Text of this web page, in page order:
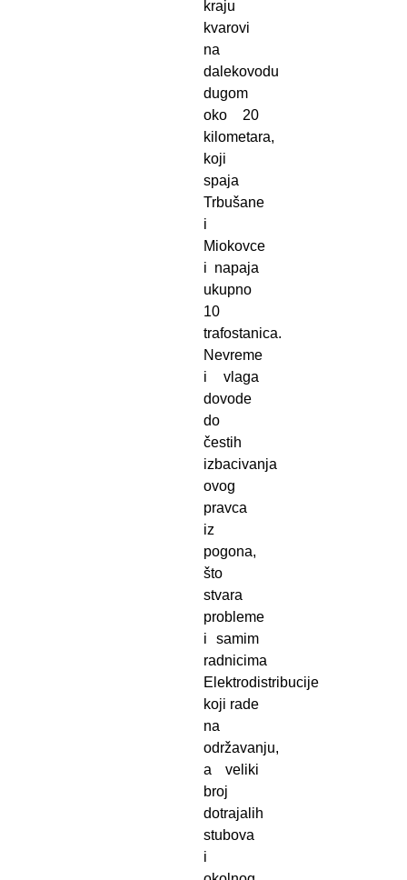
kraju
kvarovi
na
dalekovodu
dugom
oko 20
kilometara,
koji
spaja
Trbušane
i
Miokovce
i napaja
ukupno
10
trafostanica.
Nevreme
i vlaga
dovode
do
čestih
izbacivanja
ovog
pravca
iz
pogona,
što
stvara
probleme
i samim
radnicima
Elektrodistribucije
koji rade
na
održavanju,
a veliki
broj
dotrajalih
stubova
i